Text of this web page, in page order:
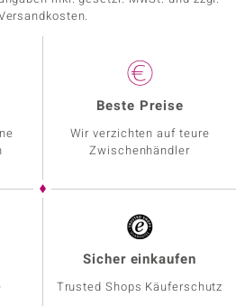
Beste Preise
Wir verzichten auf teure
Zwischenhändler
Sicher einkaufen
Trusted Shops Käuferschutz